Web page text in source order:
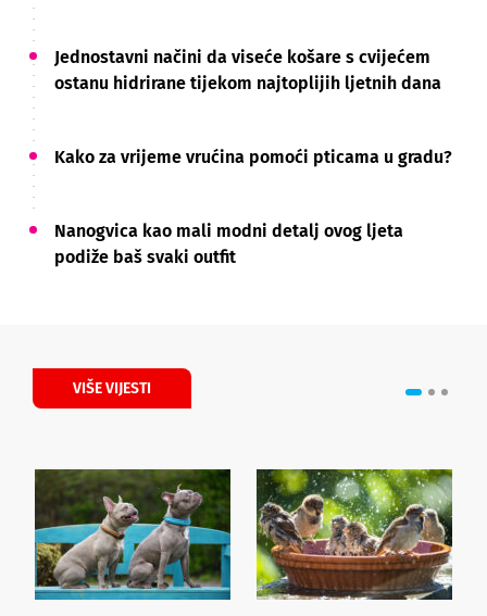
Jednostavni načini da viseće košare s cvijećem
ostanu hidrirane tijekom najtoplijih ljetnih dana
Kako za vrijeme vrućina pomoći pticama u gradu?
Nanogvica kao mali modni detalj ovog ljeta
podiže baš svaki outfit
VIŠE VIJESTI